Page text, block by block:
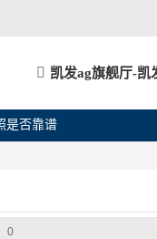
凯发ag旗舰厅-凯
是否靠谱
0